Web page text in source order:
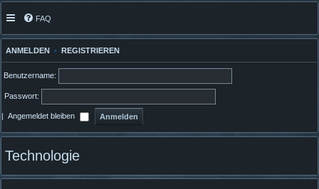
FAQ
ANMELDEN • REGISTRIEREN
Benutzername:
Passwort:
| Angemeldet bleiben
Technologie